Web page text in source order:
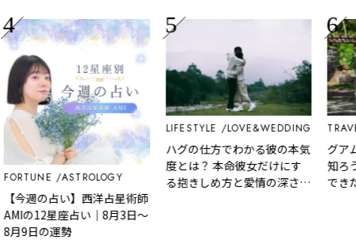
ASTROLOGY
の占い】西洋占星術師
12星座占い｜8月3日～
の運勢
LIFESTYLE LOVE&WEDDING
ハグの仕方でわかる彼の本気
度とは？ 本命彼女だけにす
る抱きしめ方と愛情の深さ診
断
TRAVEL
グアムの
知ろう！
できたチ